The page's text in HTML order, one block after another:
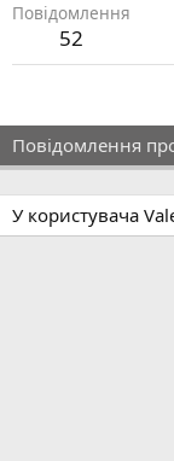
Повідомлення
52
Повідомлення
У користувача